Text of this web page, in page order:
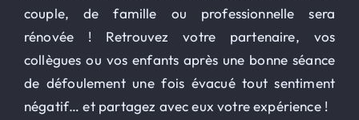
couple, de famille ou professionnelle sera
rénovée ! Retrouvez votre partenaire, vos
collègues ou vos enfants après une bonne séance
de défoulement une fois évacué tout sentiment
négatif… et partagez avec eux votre expérience !